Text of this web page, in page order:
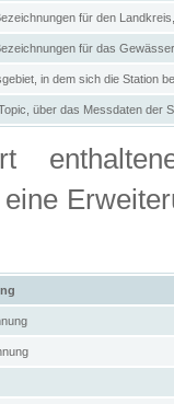
für den
für das
in dem sich die Station
über das Messdaten der